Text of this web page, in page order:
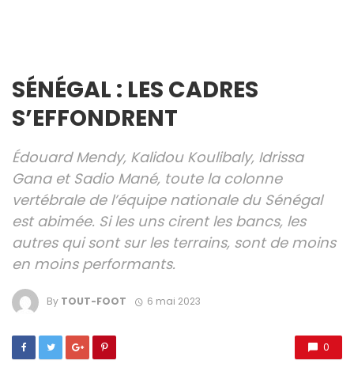
SÉNÉGAL : LES CADRES
S’EFFONDRENT
Édouard Mendy, Kalidou Koulibaly, Idrissa
Gana et Sadio Mané, toute la colonne
vertébrale de l’équipe nationale du Sénégal
est abimée. Si les uns cirent les bancs, les
autres qui sont sur les terrains, sont de moins
en moins performants.
By TOUT-FOOT 6 mai 2023
0